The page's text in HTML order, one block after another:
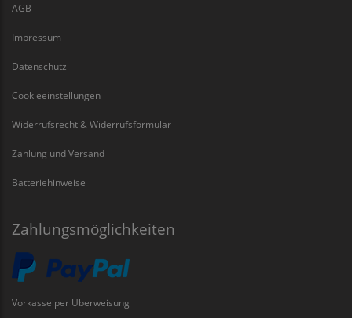
AGB
Impressum
Datenschutz
Cookieeinstellungen
Widerrufsrecht & Widerrufsformular
Zahlung und Versand
Batteriehinweise
Zahlungsmöglichkeiten
Vorkasse per Überweisung